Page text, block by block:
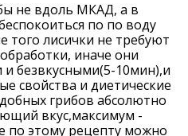
не вдоль МКАД, а в
по по воду
того лисички не требуют
иначе они
безвкусными(5-10мин),и
свойства и диетические
грибов абсолютно
вкус,максимум -
по этому рецепту можно